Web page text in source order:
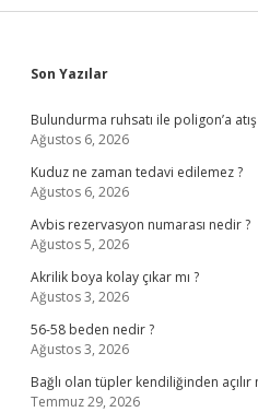
Sidebar
Son Yazılar
Bulundurma ruhsatı ile poligon’a
Ağustos 6, 2026
Kuduz ne zaman tedavi edilemez ?
Ağustos 6, 2026
Avbis rezervasyon numarası nedir ?
Ağustos 5, 2026
Akrilik boya kolay çıkar mı ?
Ağustos 3, 2026
56-58 beden nedir ?
Ağustos 3, 2026
Bağlı olan tüpler kendiliğinden açılır
Temmuz 29, 2026